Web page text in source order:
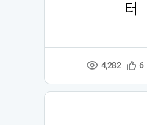
터
조
수
4,282
관
등
록
6